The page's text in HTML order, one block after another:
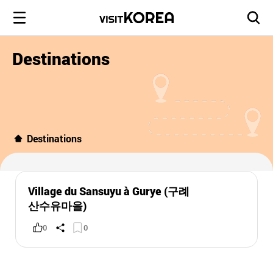
Destinations
Destinations
Village du Sansuyu à Gurye (구례
산수유마을)
0 0